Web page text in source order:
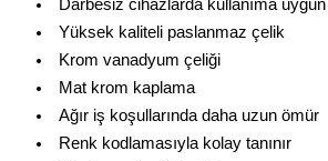
Darbesiz cihazlarda kullanıma uygun
Yüksek kaliteli paslanmaz çelik
Krom vanadyum çeliği
Mat krom kaplama
Ağır iş koşullarında daha uzun ömür
Renk kodlamasıyla kolay tanınır